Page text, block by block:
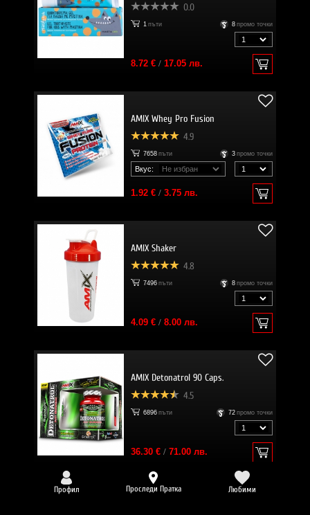
0.0
1 пъти 8 промо точки
8.72 €/ 17.05 лв.
AMIX Whey Pro Fusion
4.9
7658 пъти 3 промо точки
Вкус:
1.92 €/ 3.75 лв.
AMIX Shaker
4.8
7496 пъти 8 промо точки
4.09 €/ 8.00 лв.
AMIX Detonatrol 90 Caps.
4.5
6896 пъти 72 промо точки
36.30 €/ 71.00 лв.
-25%
Профил Проследи Пратка Любими